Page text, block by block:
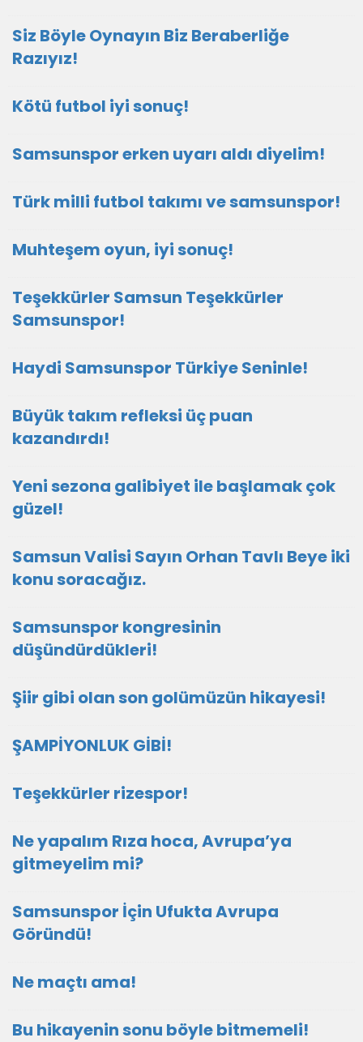
Siz Böyle Oynayın Biz Beraberliğe
Razıyız!
Kötü futbol iyi sonuç!
Samsunspor erken uyarı aldı diyelim!
Türk milli futbol takımı ve samsunspor!
Muhteşem oyun, iyi sonuç!
Teşekkürler Samsun Teşekkürler
Samsunspor!
Haydi Samsunspor Türkiye Seninle!
Büyük takım refleksi üç puan
kazandırdı!
Yeni sezona galibiyet ile başlamak çok
güzel!
Samsun Valisi Sayın Orhan Tavlı Beye iki
konu soracağız.
Samsunspor kongresinin
düşündürdükleri!
Şiir gibi olan son golümüzün hikayesi!
ŞAMPİYONLUK GİBİ!
Teşekkürler rizespor!
Ne yapalım Rıza hoca, Avrupa’ya
gitmeyelim mi?
Samsunspor İçin Ufukta Avrupa
Göründü!
Ne maçtı ama!
Bu hikayenin sonu böyle bitmemeli!